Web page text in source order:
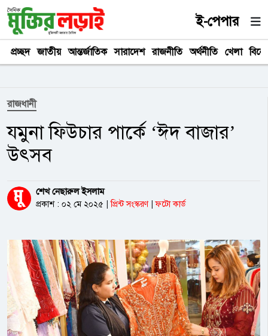
ই-পেপার
প্রচ্ছদ জাতীয় আন্তর্জাতিক সারাদেশ রাজনীতি অর্থনীতি খেলা
রাজধানী
যমুনা ফিউচার পার্কে ‘ঈদ বাজার’
উৎসব
শেখ নেছারুল ইসলাম
প্রকাশ : ০২ মে ২০২৫ প্রিন্ট সংস্করণ ফটো কার্ড